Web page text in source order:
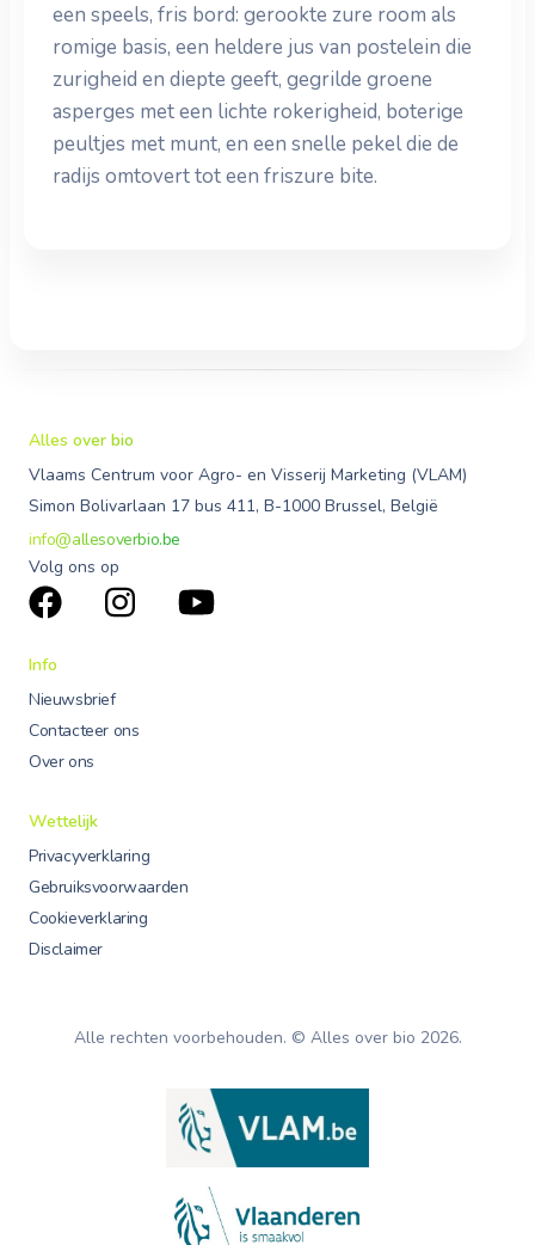
een speels, fris bord: gerookte zure room als
romige basis, een heldere jus van postelein die
zurigheid en diepte geeft, gegrilde groene
asperges met een lichte rokerigheid, boterige
peultjes met munt, en een snelle pekel die de
radijs omtovert tot een friszure bite.
Alles over bio
Vlaams Centrum voor Agro- en Visserij Marketing (VLAM)
Simon Bolivarlaan 17 bus 411, B-1000 Brussel, België
info@allesoverbio.be
Volg ons op
Info
Nieuwsbrief
Contacteer ons
Over ons
Wettelijk
Privacyverklaring
Gebruiksvoorwaarden
Cookieverklaring
Disclaimer
Alle rechten voorbehouden. © Alles over bio 2026.